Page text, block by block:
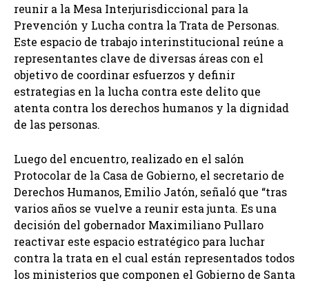
reunir a la Mesa Interjurisdiccional para la
Prevención y Lucha contra la Trata de Personas.
Este espacio de trabajo interinstitucional reúne a
representantes clave de diversas áreas con el
objetivo de coordinar esfuerzos y definir
estrategias en la lucha contra este delito que
atenta contra los derechos humanos y la dignidad
de las personas.
Luego del encuentro, realizado en el salón
Protocolar de la Casa de Gobierno, el secretario de
Derechos Humanos, Emilio Jatón, señaló que “tras
varios años se vuelve a reunir esta junta. Es una
decisión del gobernador Maximiliano Pullaro
reactivar este espacio estratégico para luchar
contra la trata en el cual están representados todos
los ministerios que componen el Gobierno de Santa